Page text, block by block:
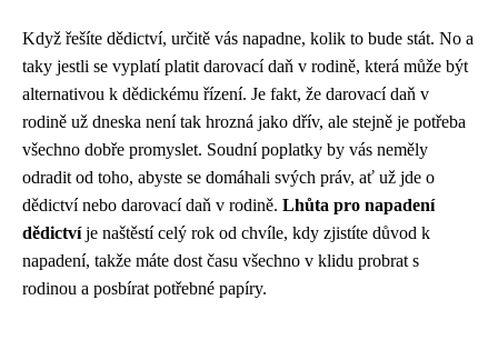
Když řešíte dědictví, určitě vás napadne, kolik to bude stát. No a
taky jestli se vyplatí platit darovací daň v rodině, která může být
alternativou k dědickému řízení. Je fakt, že darovací daň v
rodině už dneska není tak hrozná jako dřív, ale stejně je potřeba
všechno dobře promyslet. Soudní poplatky by vás neměly
odradit od toho, abyste se domáhali svých práv, ať už jde o
dědictví nebo darovací daň v rodině. Lhůta pro napadení
dědictvíje naštěstí celý rok od chvíle, kdy zjistíte důvod k
napadení, takže máte dost času všechno v klidu probrat s
rodinou a posbírat potřebné papíry.